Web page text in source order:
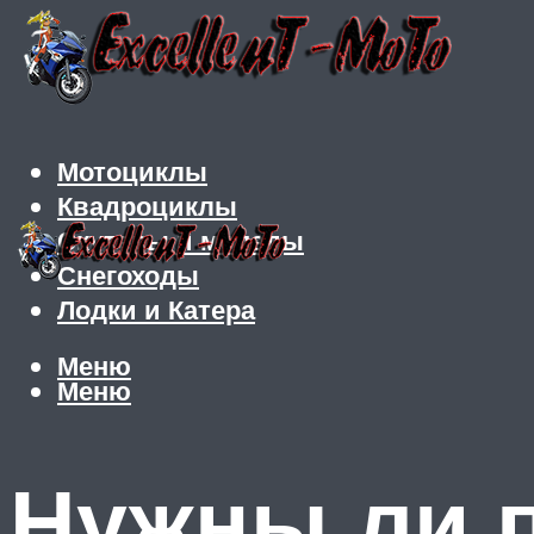
Мотоциклы
Квадроциклы
Скутеры и мопеды
Снегоходы
Лодки и Катера
Меню
Меню